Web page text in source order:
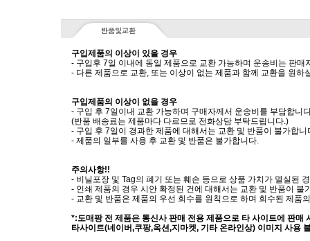
구입제품의 이상이 있을 경우
- 구입후 7일 이내에 동일 제품으로 교환 가능하며 운송비는 판매
- 다른 제품으로 교환, 또는 이상이 없는 제품과 함께 교환을 원하
구입제품의 이상이 없을 경우
- 구입 후 7일이내 교환 가능하며 구매자께서 운송비를 부담합니
(반품 배송료는 제품마다 다르므로 전화상담 부탁드립니다.)
- 구입 후 7일이 경과한 제품에 대해서는 교환 및 반품이 불가합니
- 제품의 일부를 사용 후 교환 및 반품은 불가합니다.
주의사항!!
- 비닐포장 및 Tag의 폐기 또는 훼손 등으로 상품 가치가 멸실된
- 인쇄 제품의 경우 시안 확정된 건에 대해서는 교환 및 반품이 불
- 교환 및 반품은 제품의 우선 회수를 원칙으로 하며 회수된 제품
*:도매팡 전 제품은 통신사 판매 전용 제품으로 타 사이트에 판매
타사이트(네이버,쿠팡,옥션,지마켓, 기타 온라인상) 이미지 사용